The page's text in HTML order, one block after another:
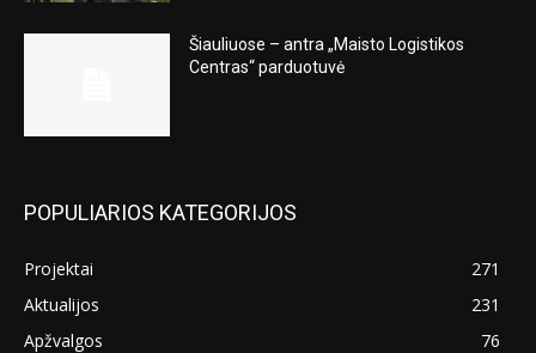
Šiauliuose – antra „Maisto Logistikos
Centras“ parduotuvė
POPULIARIOS KATEGORIJOS
Projektai
271
Aktualijos
231
Apžvalgos
76